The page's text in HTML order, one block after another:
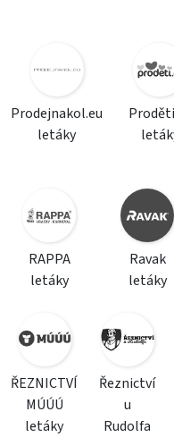
Prodejnakol.eu
letáky
RAPPA
letáky
Ravak
letáky
ŘEZNICTVÍ
MÚÚÚ
letáky
Řeznictví
u
Rudolfa